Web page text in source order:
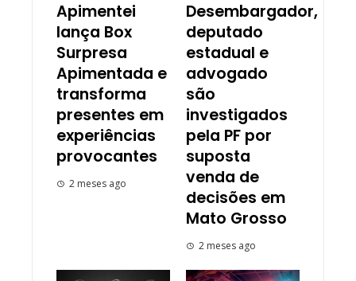
Apimentei
lança Box
Surpresa
Apimentada e
transforma
presentes em
experiências
provocantes
2 meses ago
Desembargador,
deputado
estadual e
advogado
são
investigados
pela PF por
suposta
venda de
decisões em
Mato Grosso
2 meses ago